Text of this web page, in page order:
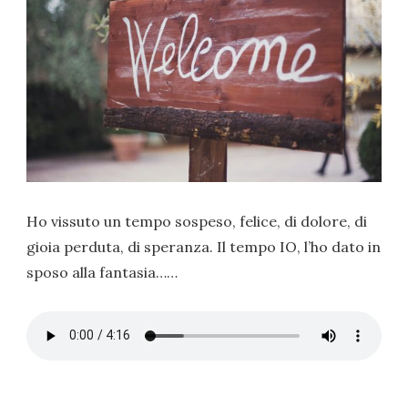
Ho vissuto un tempo sospeso, felice, di dolore, di
gioia perduta, di speranza. Il tempo IO, l’ho dato in
sposo alla fantasia……